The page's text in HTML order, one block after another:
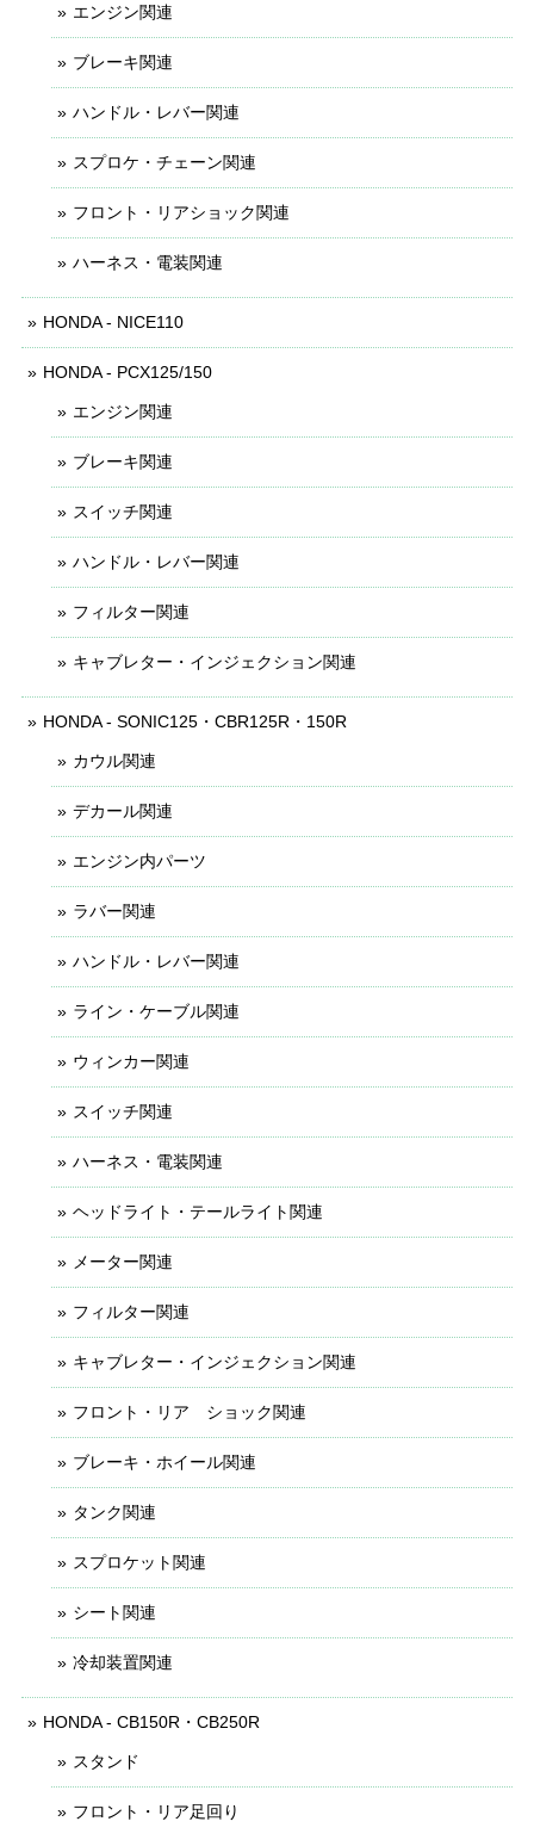
エンジン関連
ブレーキ関連
ハンドル・レバー関連
スプロケ・チェーン関連
フロント・リアショック関連
ハーネス・電装関連
HONDA - NICE110
HONDA - PCX125/150
エンジン関連
ブレーキ関連
スイッチ関連
ハンドル・レバー関連
フィルター関連
キャブレター・インジェクション関連
HONDA - SONIC125・CBR125R・150R
カウル関連
デカール関連
エンジン内パーツ
ラバー関連
ハンドル・レバー関連
ライン・ケーブル関連
ウィンカー関連
スイッチ関連
ハーネス・電装関連
ヘッドライト・テールライト関連
メーター関連
フィルター関連
キャブレター・インジェクション関連
フロント・リア ショック関連
ブレーキ・ホイール関連
タンク関連
スプロケット関連
シート関連
冷却装置関連
HONDA - CB150R・CB250R
スタンド
フロント・リア足回り